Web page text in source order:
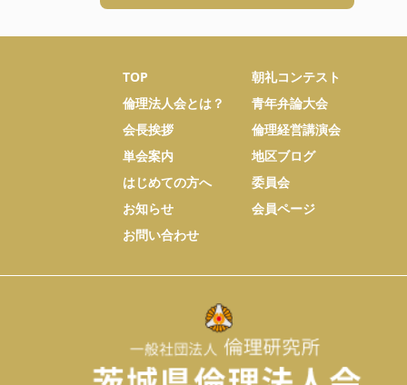
TOP
倫理法人会とは？
会長挨拶
単会案内
はじめての方へ
お知らせ
お問い合わせ
朝礼コンテスト
青年弁論大会
倫理経営講演会
地区ブログ
委員会
会員ページ